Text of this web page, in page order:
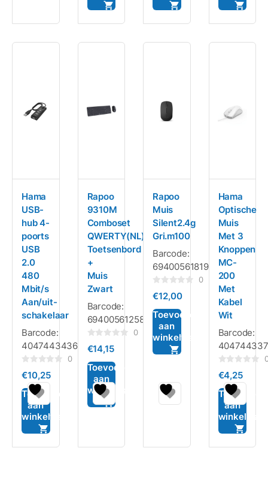
Hama
USB-
hub 4-
poorts
USB
2.0
480
Mbit/s
Aan/uit-
schakelaar
Barcode:
4047443436894
0
uit
5
0
€10,25
Toevoegen
aan
winkelwagen
Rapoo
9310M
Comboset
QWERTY(NL)
Toetsenbord
+
Muis
Zwart
Barcode:
6940056125804
0
5
0
€14,15
Toevoegen
aan
winkelwagen
Rapoo
Muis
Silent2.4g
Gri.m100
Barcode:
6940056181992
0
5
0
€12,00
Toevoegen
aan
winkelwagen
Hama
Optische
Muis
Met 3
Knoppen
MC-
200
Met
Kabel
Wit
Barcode:
0
uit
5
€4,25
Toevoegen
aan